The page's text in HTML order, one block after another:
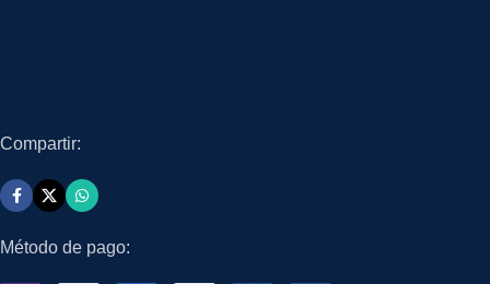
Compartir:
Método de pago: